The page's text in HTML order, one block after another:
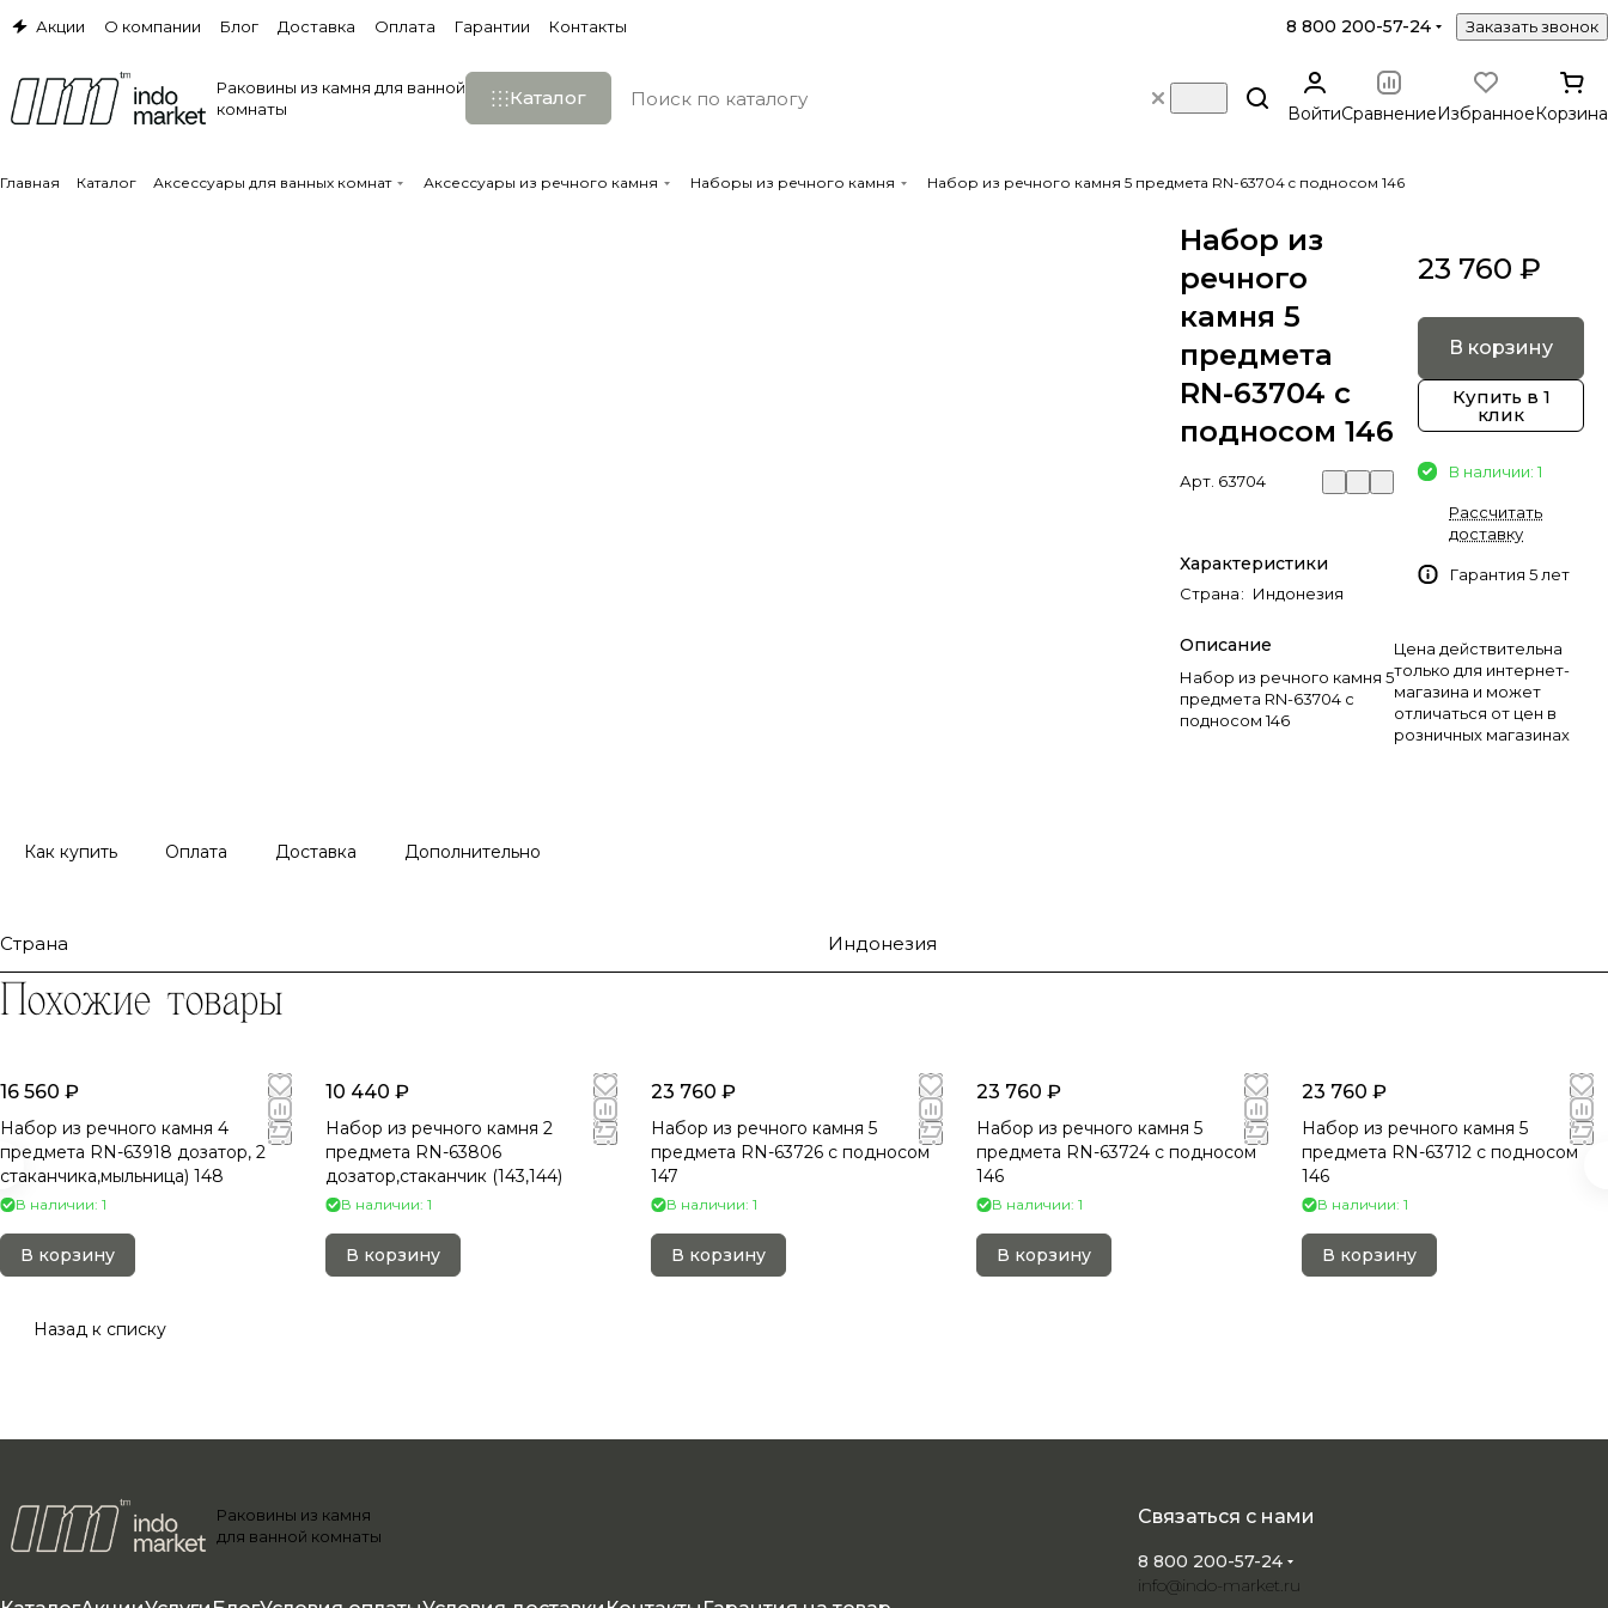
Акции О компании Блог Доставка Оплата Гарантии Контакты 8 800 200-57-24 Заказать звонок
Раковины из камня для ванной
комнаты
Каталог
ВойтиСравнениеИзбранноеКорзина
Главная Каталог Аксессуары для ванных комнат Аксессуары из речного камня Наборы из речного камня Набор из речного камня 5 предмета RN-63704 c подносом 146
Набор из
речного
камня 5
предмета
RN-63704 c
подносом 146
Арт. 63704
Характеристики
Страна: Индонезия
Описание
Набор из речного камня 5
предмета RN-63704 c
подносом 146
23 760 ₽
В корзину
Купить в 1
клик
В наличии: 1
Рассчитать
доставку
Гарантия 5 лет
Цена действительна
только для интернет-
магазина и может
отличаться от цен в
розничных магазинах
Как купить Оплата Доставка Дополнительно
Страна Индонезия
Похожие товары
16 560 ₽
Набор из речного камня 4
предмета RN-63918 дозатор, 2
стаканчика,мыльница) 148
В наличии: 1
В корзину
10 440 ₽
Набор из речного камня 2
предмета RN-63806
дозатор,стаканчик (143,144)
В наличии: 1
В корзину
23 760 ₽
Набор из речного камня 5
предмета RN-63726 c подносом
147
В наличии: 1
В корзину
23 760 ₽
Набор из речного камня 5
предмета RN-63724 c подносом
146
В наличии: 1
В корзину
23 760 ₽
Набор из речного камня 5
предмета RN-63712 c подносом
146
В наличии: 1
В корзину
Назад к списку
Раковины из камня
для ванной комнаты
Связаться с нами
8 800 200-57-24
info@indo-market.ru